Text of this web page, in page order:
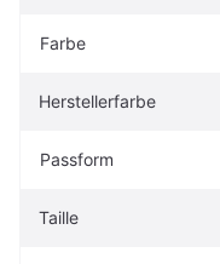
Farbe
Herstellerfarbe
Passform
Taille